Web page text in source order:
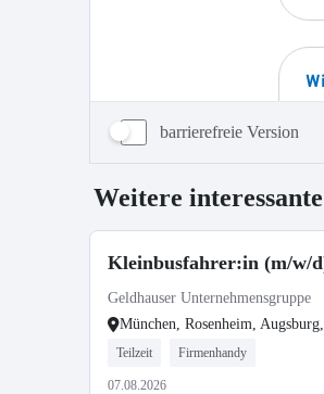
barrierefreie Version
Weitere
Kleinbusfahrer:in (m/w/
Geldhauser Unternehmensgruppe
München, Rosenheim,
Teilzeit Firmenhandy
07.08.2026